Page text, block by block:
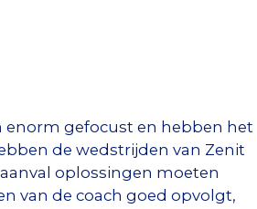
enorm gefocust en hebben het
de wedstrijden van Zenit
oplossingen moeten
van de coach goed opvolgt,